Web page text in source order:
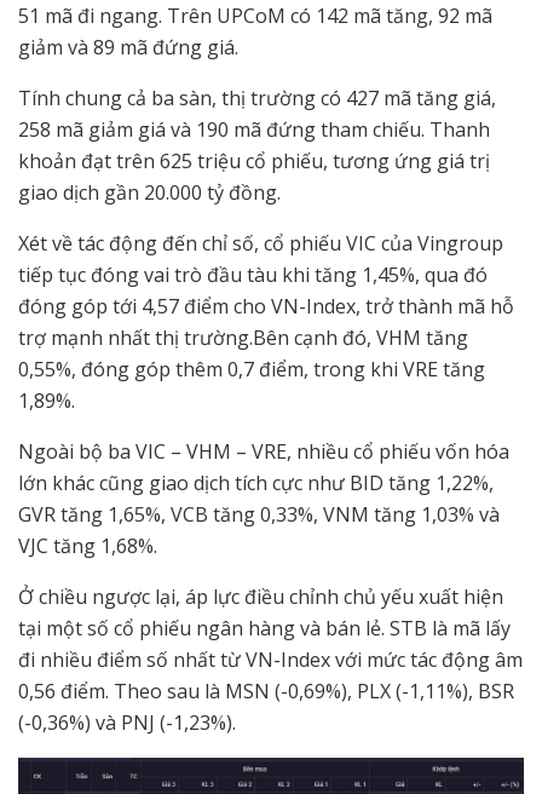
51 mã đi ngang. Trên UPCoM có 142 mã tăng, 92 mã
giảm và 89 mã đứng giá.
Tính chung cả ba sàn, thị trường có 427 mã tăng giá,
258 mã giảm giá và 190 mã đứng tham chiếu. Thanh
khoản đạt trên 625 triệu cổ phiếu, tương ứng giá trị
giao dịch gần 20.000 tỷ đồng.
Xét về tác động đến chỉ số, cổ phiếu VIC của Vingroup
tiếp tục đóng vai trò đầu tàu khi tăng 1,45%, qua đó
đóng góp tới 4,57 điểm cho VN-Index, trở thành mã hỗ
trợ mạnh nhất thị trường.Bên cạnh đó, VHM tăng
0,55%, đóng góp thêm 0,7 điểm, trong khi VRE tăng
1,89%.
Ngoài bộ ba VIC – VHM – VRE, nhiều cổ phiếu vốn hóa
lớn khác cũng giao dịch tích cực như BID tăng 1,22%,
GVR tăng 1,65%, VCB tăng 0,33%, VNM tăng 1,03% và
VJC tăng 1,68%.
Ở chiều ngược lại, áp lực điều chỉnh chủ yếu xuất hiện
tại một số cổ phiếu ngân hàng và bán lẻ. STB là mã lấy
đi nhiều điểm số nhất từ VN-Index với mức tác động âm
0,56 điểm. Theo sau là MSN (-0,69%), PLX (-1,11%), BSR
(-0,36%) và PNJ (-1,23%).